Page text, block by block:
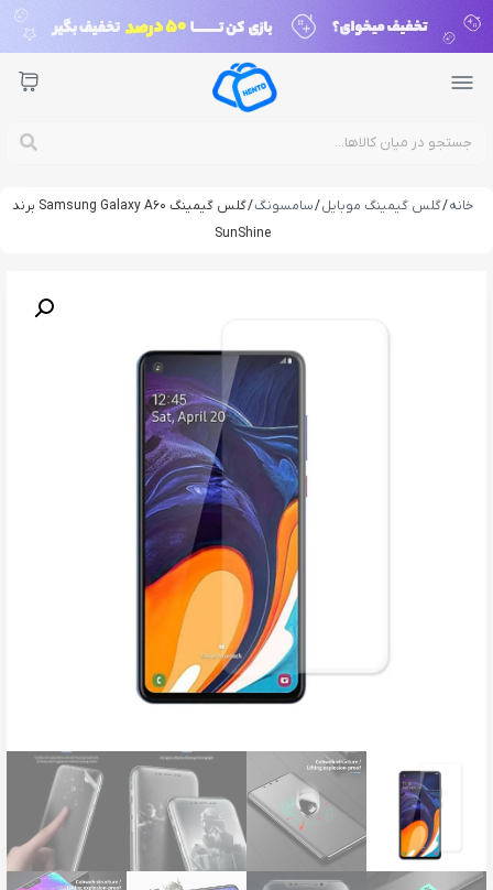
خانه/گلس گیمینگ موبایل/سامسونگ
/ گلس گیمینگ Samsung Galaxy A60 برند
SunShine